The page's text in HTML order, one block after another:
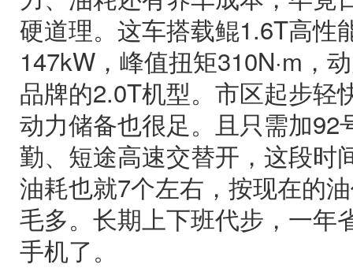
硬道理。这车搭载鲲1.6T高性
147kW，峰值扭矩310N·m，
品牌的2.0T机型。市区起步轻
动力储备也很足。且只需加92
勤、短途高速交替开，这段时
油耗也就7个左右，按现在的
毛多。长期上下班代步，一年
手机了。